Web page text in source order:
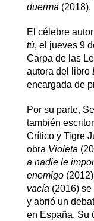
duerma (2018).
El célebre
tú, el jueves 9
Carpa de las
autora del libro
encargada de
Por su parte,
también
Crítico y Tigre
obra Violeta
a nadie le
enemigo
vacía (2016)
y abrió un
en España. Su